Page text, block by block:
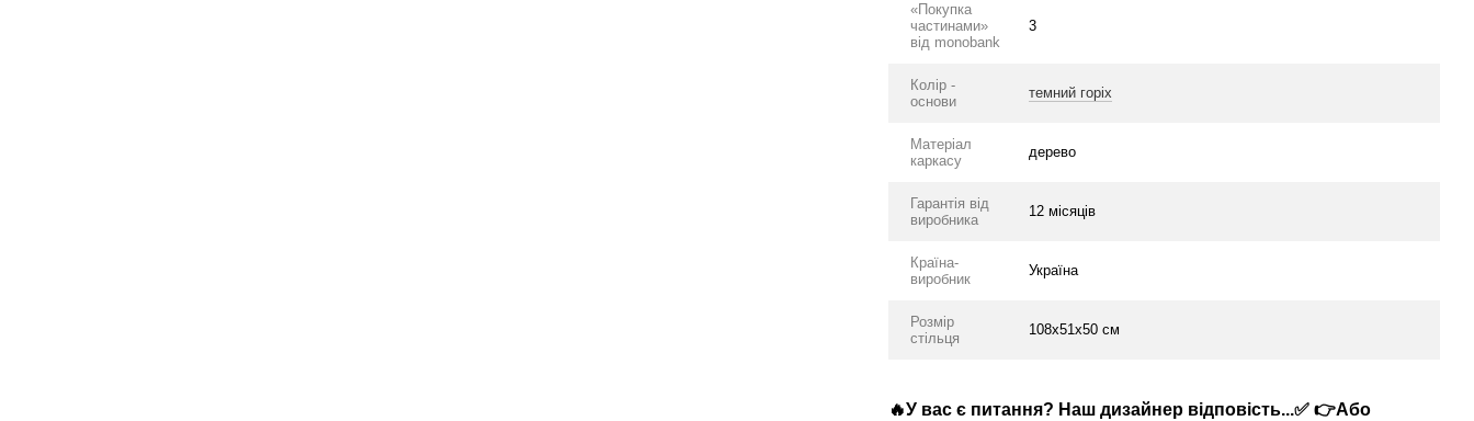
«Покупка
частинами»
від monobank
3
Колір -
основи
темний горіх
Матеріал
каркасу
дерево
Гарантія від
виробника
12 місяців
Країна-
виробник
Україна
Розмір
стільця
108х51х50 см
🔥У вас є питання? Наш дизайнер відповість...✅ 👉Або